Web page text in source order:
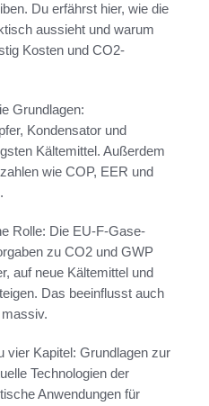
Du erfährst hier, wie die
aussieht und warum
Kosten und CO2-
Grundlagen:
Kondensator und
Kältemittel. Außerdem
wie COP, EER und
Rolle: Die EU-F-Gase-
zu CO2 und GWP
auf neue Kältemittel und
Das beeinflusst auch
vier Kapitel: Grundlagen zur
Technologien der
Anwendungen für